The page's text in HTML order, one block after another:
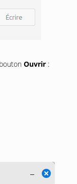
Ouvrir :